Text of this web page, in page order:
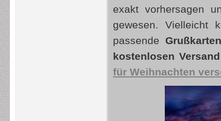
exakt vorhersagen
gewesen. Vielleicht
passende Grußkarten
kostenlosen
für Weihnachten